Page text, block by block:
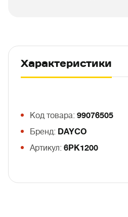
Характеристики
Код товара: 99076505
Бренд: DAYCO
Артикул: 6PK1200